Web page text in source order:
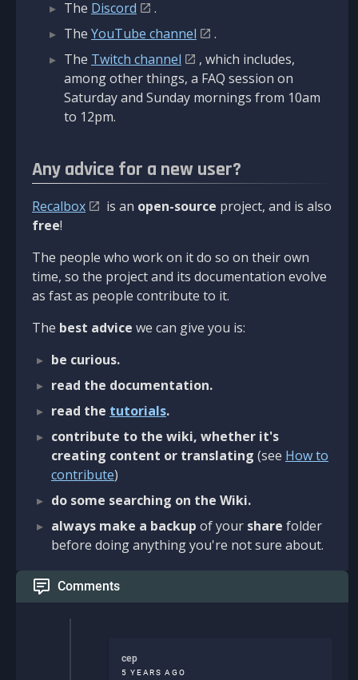
The Discord
.
The YouTube channel
.
The Twitch channel
, which includes,
among other things, a FAQ session on
Saturday and Sunday mornings from 10am
to 12pm.
Any advice for a new user?
Recalbox is an open-source project, and is also
free!
The people who work on it do so on their own
time, so the project and its documentation evolve
as fast as people contribute to it.
The best advice we can give you is:
be curious.
read the documentation.
read the tutorials.
contribute to the wiki, whether it's
creating content or translating (see How to
contribute)
do some searching on the Wiki.
always make a backup of your share folder
before doing anything you're not sure about.
Comments
cep
5 YEARS AGO